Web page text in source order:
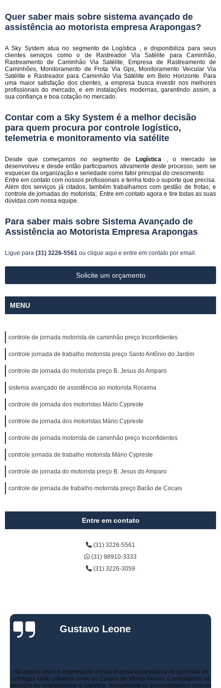
Quer saber mais sobre sistema avançado de
assistência ao motorista empresa Arapongas?
A Sky System atua no segmento de Logística , e disponibiliza para seus
clientes serviços como o de Rastreador Via Satélite para Caminhão,
Rastreamento de Caminhão Via Satélite, Empresa de Rastreamento de
Caminhões, Monitoramento de Frota Via Gps, Monitoramento Veicular Via
Satélite e Rastreador para Caminhão Via Satélite em Belo Horizonte. Para
uma maior satisfação dos clientes, a empresa busca investir nos melhores
profissionais do mercado, e em instalações modernas, garantindo assim, a
sua confiança e boa cotação no mercado.
Contar com a Sky System é a melhor decisão
para quem procura por controle logístico,
telemetria e monitoramento via satélite
Desde que começamos no segmento de Logística , o mercado se
desenvolveu e desde então participamos ativamente deste processo, sem se
esquecer da organização e seriedade como fator principal do crescimento.
Entre em contato com nossos profissionais e tenha todo o suporte que precisa.
Além dos serviços já citados, também trabalhamos com gestão de frotas; e
controle de jornadas do motorista;. Entre em contato agora e tire todas as suas
dúvidas com nossa equipe.
Para saber mais sobre Sistema Avançado de
Assistência ao Motorista Empresa Arapongas
Ligue para (31) 3226-5561 ou clique aqui e entre em contato por email.
Solicite um orçamento
MENU
controle de jornada motorista de caminhão preço Inconfidentes
controle jornada de trabalho motorista preço Santo Antônio do Jardim
controle de jornada do motorista preço B. Jesus do Amparo
sistema avançado de assistência ao motorista Roraima
controle de jornada dos motoristas Mário Cypreste
controle de jornada dos motoristas Mário Cypreste
controle de jornada motorista de caminhão preço Inconfidentes
controle jornada de trabalho motorista Mário Cypreste
controle de jornada do motorista preço B. Jesus do Amparo
controle de jornada de trabalho motorista preço Barão de Cocais
Entre em contato
(31) 3226-5561
(31) 98910-3333
(31) 3226-3059
Gustavo Leone
Há alguns anos a empresa de minha esposa necessitava de controlar as
entregas tanto urbanas como no Estado de Minas Gerais. Contratamos os
serviços de rastreamento e logística. Inicialmente já economizamos com os